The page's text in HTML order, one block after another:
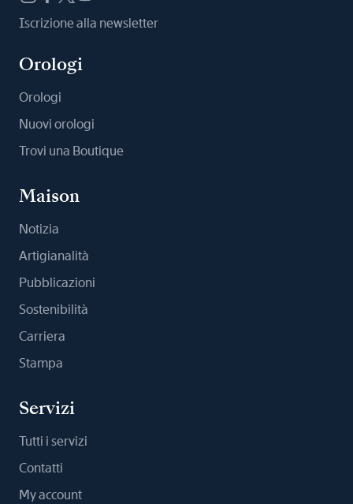
Iscrizione alla newsletter
Orologi
Orologi
Nuovi orologi
Trovi una Boutique
Maison
Notizia
Artigianalità
Pubblicazioni
Sostenibilità
Carriera
Stampa
Servizi
Tutti i servizi
Contatti
My account